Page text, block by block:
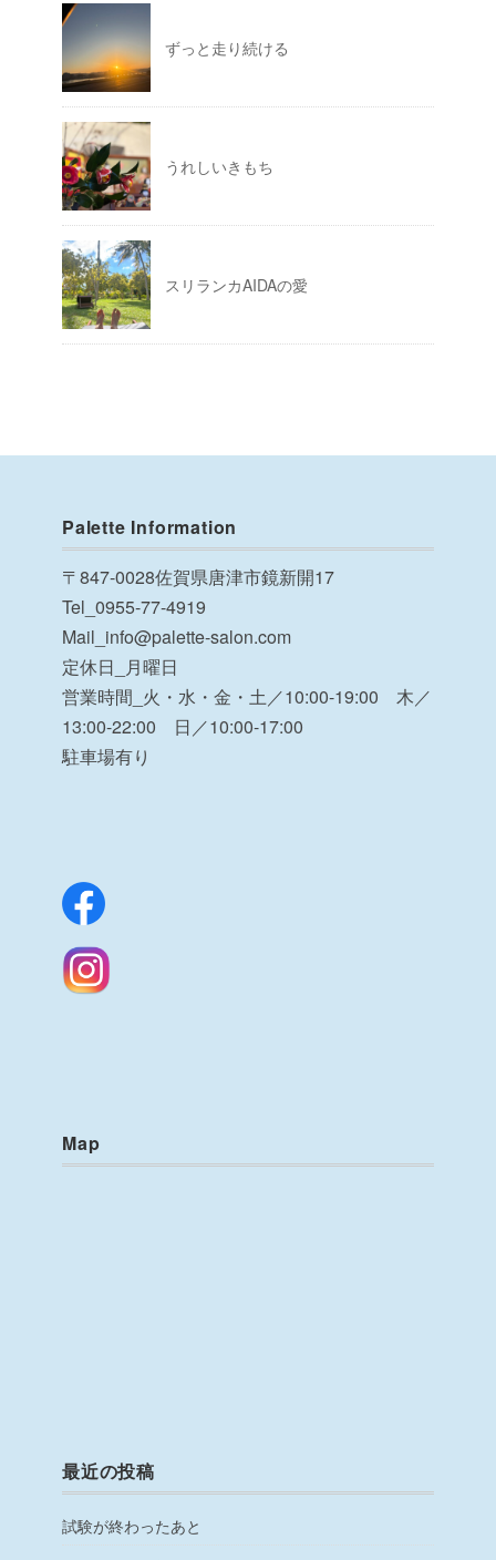
ずっと走り続ける
うれしいきもち
スリランカAIDAの愛
Palette Information
〒847-0028佐賀県唐津市鏡新開17
Tel_0955-77-4919
Mail_info@palette-salon.com
定休日_月曜日
営業時間_火・水・金・土／10:00-19:00 木／
13:00-22:00 日／10:00-17:00
駐車場有り
Map
最近の投稿
試験が終わったあと